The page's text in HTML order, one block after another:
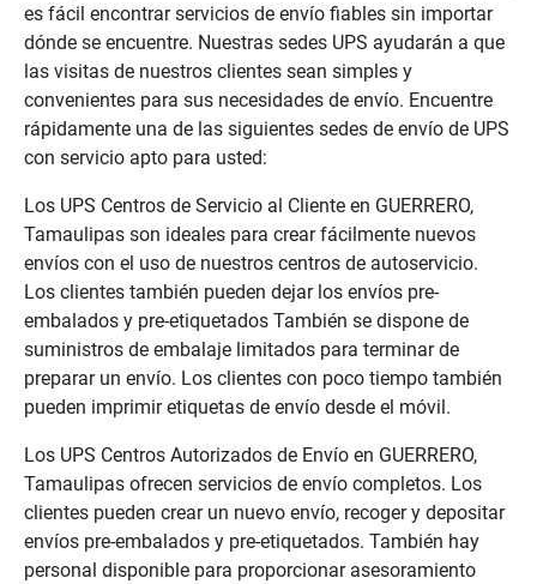
es fácil encontrar servicios de envío fiables sin importar
dónde se encuentre. Nuestras sedes UPS ayudarán a que
las visitas de nuestros clientes sean simples y
convenientes para sus necesidades de envío. Encuentre
rápidamente una de las siguientes sedes de envío de UPS
con servicio apto para usted:
Los UPS Centros de Servicio al Cliente en GUERRERO,
Tamaulipas son ideales para crear fácilmente nuevos
envíos con el uso de nuestros centros de autoservicio.
Los clientes también pueden dejar los envíos pre-
embalados y pre-etiquetados También se dispone de
suministros de embalaje limitados para terminar de
preparar un envío. Los clientes con poco tiempo también
pueden imprimir etiquetas de envío desde el móvil.
Los UPS Centros Autorizados de Envío en GUERRERO,
Tamaulipas ofrecen servicios de envío completos. Los
clientes pueden crear un nuevo envío, recoger y depositar
envíos pre-embalados y pre-etiquetados. También hay
personal disponible para proporcionar asesoramiento